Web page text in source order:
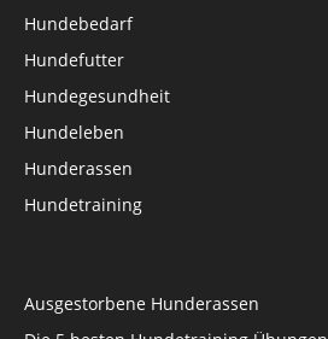
Hundebedarf
Hundefutter
Hundegesundheit
Hundeleben
Hunderassen
Hundetraining
Ausgestorbene Hunderassen